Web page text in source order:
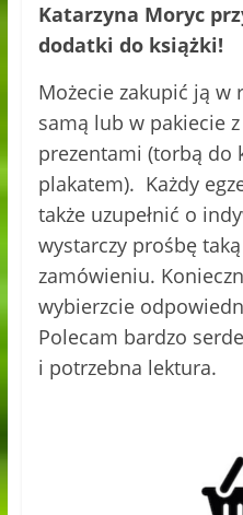
Katarzyna Moryc
dodatki do książki!
Możecie zakupić ją w
samą lub w pakiecie
prezentami (torbą do
plakatem). Każdy
także uzupełnić o
wystarczy prośbę
zamówieniu.
wybierzcie
Polecam bardzo
i potrzebna lektura.